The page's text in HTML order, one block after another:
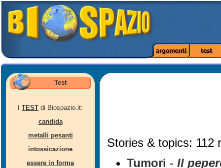
Test
TEST di Biospazio.it:
candida
metalli pesanti
intossicazione
essere in forma
Stories & topics: 112
Tumori - Il